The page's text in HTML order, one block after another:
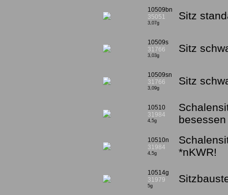
10509bn
35051
3,07g
Sitz
10509s
31766
3,03g
Sitz
10509sn
31766
3,09g
Sitz
10510
31984
4,5g
besessen
10510n
31984
4,5g
*nKWR!
10514g
31979
5g